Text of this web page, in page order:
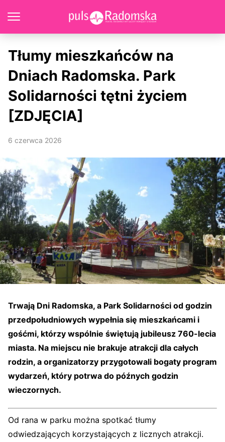
Tłumy mieszkańców na
Dniach Radomska. Park
Solidarności tętni życiem
[ZDJĘCIA]
6 czerwca 2026
Trwają Dni Radomska, a Park Solidarności od godzin
przedpołudniowych wypełnia się mieszkańcami i
gośćmi, którzy wspólnie świętują jubileusz 760-lecia
miasta. Na miejscu nie brakuje atrakcji dla całych
rodzin, a organizatorzy przygotowali bogaty program
wydarzeń, który potrwa do późnych godzin
wieczornych.
Od rana w parku można spotkać tłumy
odwiedzających korzystających z licznych atrakcji.